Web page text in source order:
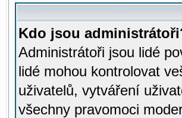
Kdo jsou
Administrátoři jsou lidé
lidé mohou kontrolovat
uživatelů, vytváření
všechny pravomoci